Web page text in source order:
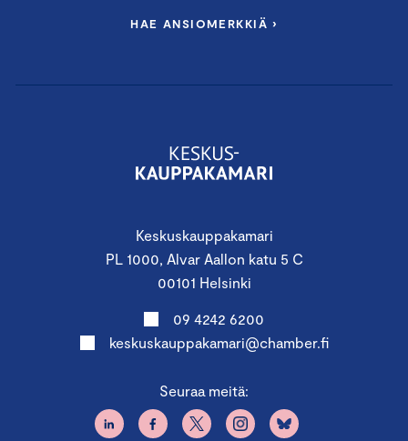
Keskuskauppakamari
PL 1000, Alvar Aallon katu 5 C
00101 Helsinki
09 4242 6200
keskuskauppakamari@chamber.fi
Seuraa meitä:
HAE ANSIOMERKKIÄ ›